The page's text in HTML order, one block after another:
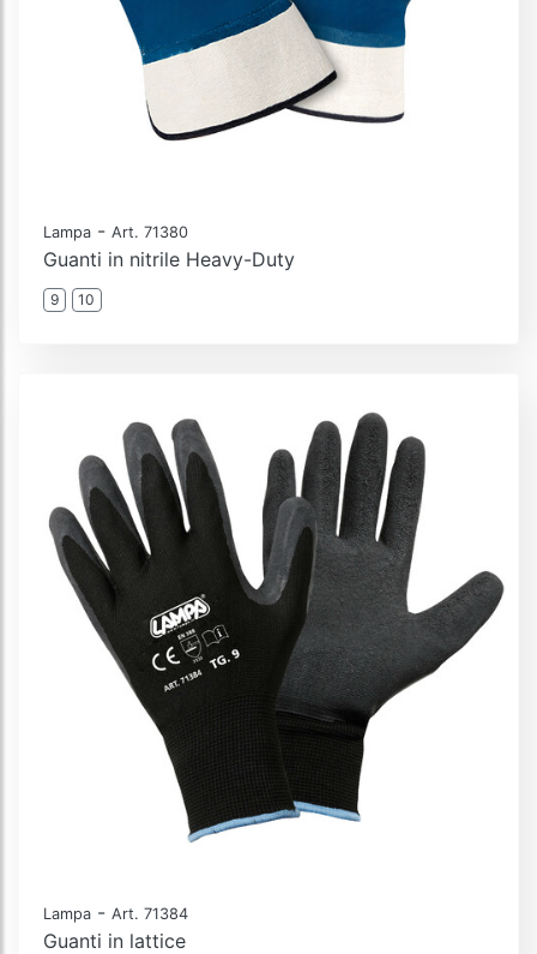
Lampa - Art. 71380
Guanti in nitrile Heavy-Duty
9 10
Lampa - Art. 71384
Guanti in lattice